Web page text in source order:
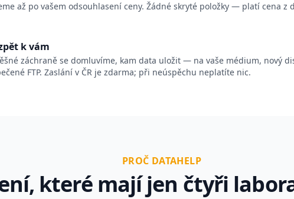
až po vašem odsouhlasení ceny. Žádné skryté položky — platí cena z
k vám
záchraně se domluvíme, kam data uložit — na vaše médium, nový
FTP. Zaslání v ČR je zdarma; při neúspěchu neplatíte nic.
PROČ DATAHELP
které mají jen čtyři